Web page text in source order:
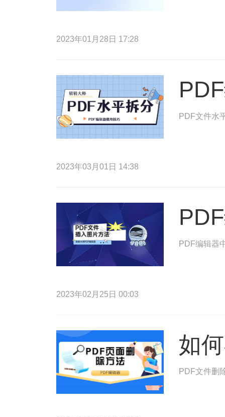
2023年01月28日 17:28
PDF文件水
2023年03月01日 14:38
PDF编辑器
2023年02月25日 00:03
如
PDF文件删